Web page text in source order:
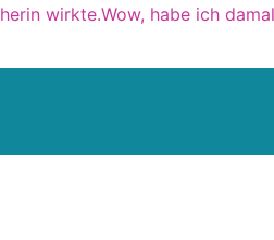
wirkte.Wow, habe ich